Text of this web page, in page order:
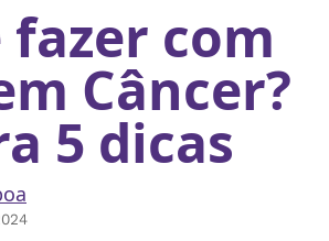
fazer com
Câncer?
5 dicas